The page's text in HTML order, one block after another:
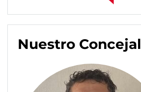
Nuestro Concejal